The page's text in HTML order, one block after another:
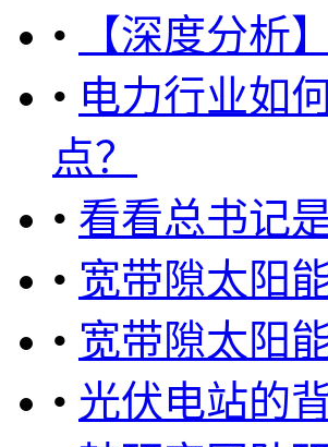
•
【深度分析
• 电力行业如
点？
• 看看总书记
• 宽带隙太阳
• 宽带隙太阳
• 光伏电站的